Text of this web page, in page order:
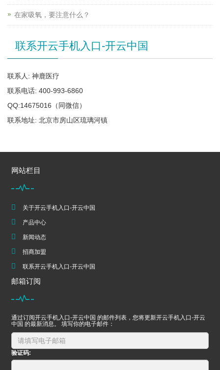
在家吸氧，要注意什么？
联系开云手机入口-开云中国
联系人: 神鹿医疗
联系电话: 400-993-6860
QQ:14675016（同微信）
联系地址: 北京市房山区琉璃河镇
网站栏目
关于开云手机入口-开云中国
产品中心
新闻动态
招商加盟
联系开云手机入口-开云中国
邮箱订阅
通过订阅开云手机入口-开云中国 的邮件列表，您将更新开云手机入口-开云
中国 的最新消息。 填写你的电子邮件：
验证码: